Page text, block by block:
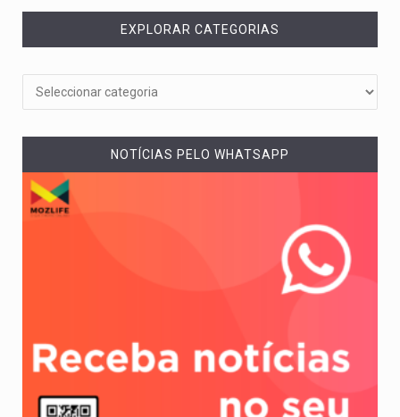
EXPLORAR CATEGORIAS
NOTÍCIAS PELO WHATSAPP